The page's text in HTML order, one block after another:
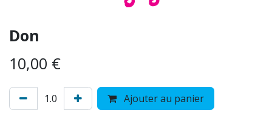
Don
10,00 €
Ajouter au panier